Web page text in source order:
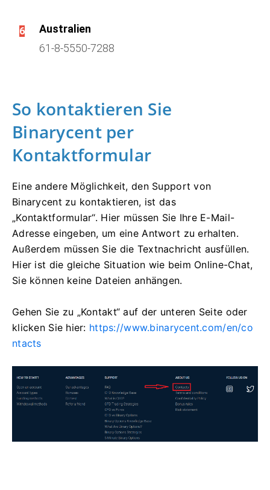
6
Australien
61-8-5550-7288
So kontaktieren Sie
Binarycent per
Kontaktformular
Eine andere Möglichkeit, den Support von
Binarycent zu kontaktieren, ist das
„Kontaktformular“. Hier müssen Sie Ihre E-Mail-
Adresse eingeben, um eine Antwort zu erhalten.
Außerdem müssen Sie die Textnachricht ausfüllen.
Hier ist die gleiche Situation wie beim Online-Chat,
Sie können keine Dateien anhängen.
Gehen Sie zu „Kontakt“ auf der unteren Seite oder
klicken Sie hier: https://www.binarycent.com/en/co
ntacts